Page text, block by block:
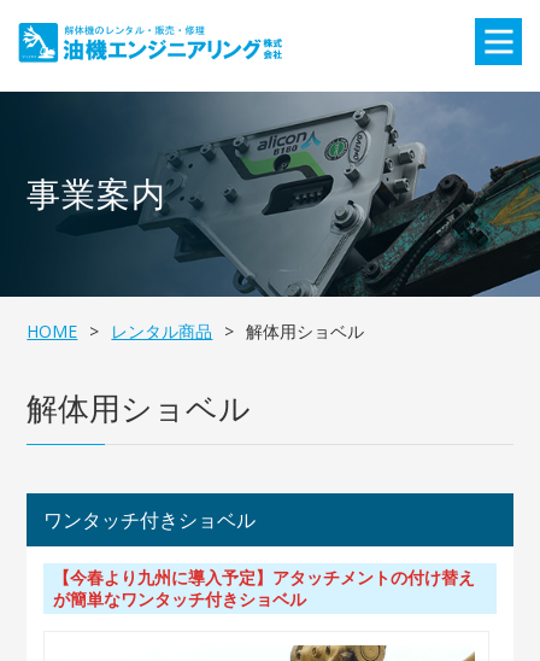
事業案内
HOME レンタル商品 解体用ショベル
解体用ショベル
ワンタッチ付きショベル
【今春より九州に導入予定】アタッチメントの付け替え
が簡単なワンタッチ付きショベル